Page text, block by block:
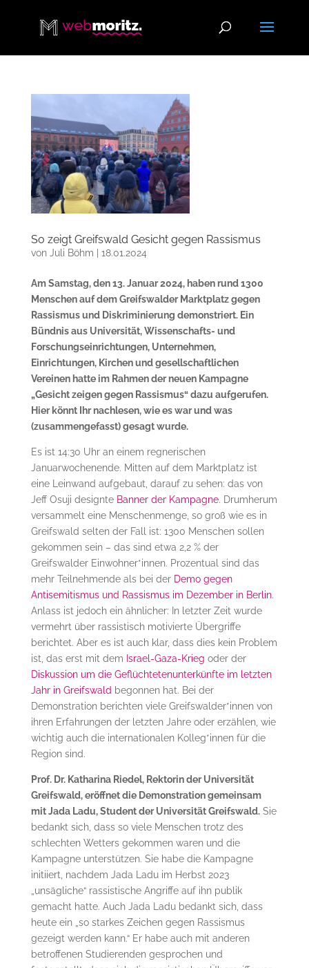
So zeigt Greifswald Gesicht gegen Rassismus
von Juli Böhm | 18.01.2024
Am Samstag, den 13. Januar 2024, haben rund 1300
Menschen auf dem Greifswalder Marktplatz gegen
Rassismus und Diskriminierung demonstriert. Ein
Bündnis aus Universität, Wissenschafts- und
Forschungseinrichtungen, Unternehmen,
Einrichtungen, Kirchen und gesellschaftlichen
Vereinen hatte im Rahmen der neuen Kampagne
„Gesicht zeigen gegen Rassismus“ dazu aufgerufen.
Hier könnt Ihr nachlesen, wie es war und was
(zusammengefasst) gesagt wurde.
Es ist 14:30 Uhr an einem regnerischen
Januarwochenende. Mitten auf dem Marktplatz ist
eine Leinwand aufgebaut, darauf zu sehen: das von
Jeff Osuji designte Banner der Kampagne. Drumherum
versammelt eine Menschenmenge, so groß wie es in
Greifswald selten der Fall ist: 1300 Menschen sollen
gekommen sein – das sind etwa 2,2 % der
Greifswalder Einwohner*innen. Prozentual sind das
mehr Teilnehmende als bei der Demo gegen
Antisemitismus und Rassismus im Dezember in Berlin.
Anlass ist jedoch ein ähnlicher: In letzter Zeit wurde
vermehrt über rassistisch motivierte Übergriffe
berichtet. Aber es ist auch klar, dass dies kein Problem
ist, das erst mit dem Israel-Gaza-Krieg oder der
Diskussion um die Geflüchtetenunterkünfte im letzten
Jahr in Greifswald begonnen hat. Bei der
Demonstration berichten viele Greifswalder*innen von
ihren Erfahrungen der letzten Jahre oder erzählen, wie
wichtig auch die internationalen Kolleg*innen für die
Region sind.
Prof. Dr. Katharina Riedel, Rektorin der Universität
Greifswald, eröffnet die Demonstration gemeinsam
mit Jada Ladu, Student der Universität Greifswald.Sie
bedankt sich, dass so viele Menschen trotz des
schlechten Wetters gekommen waren und die
Kampagne unterstützen. Sie habe die Kampagne
initiiert, nachdem Jada Ladu im Herbst 2023
„unsägliche“ rassistische Angriffe auf ihn publik
gemacht hatte. Auch Jada Ladu bedankt sich, dass
heute ein „so starkes Zeichen gegen Rassismus
gezeigt werden kann.“ Er habe auch mit anderen
betroffenen Studierenden gesprochen und